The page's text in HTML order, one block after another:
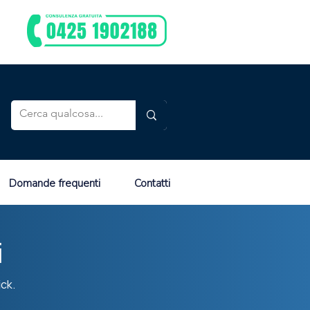
Domande frequenti Contatti